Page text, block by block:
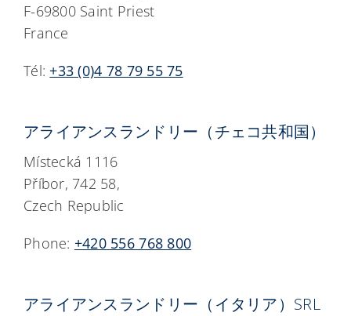
F-69800 Saint Priest
France
Tél:+33 (0)4 78 79 55 75
アライアンスランドリー（チェコ共和国）
Místecká 1116
Příbor, 742 58,
Czech Republic
Phone: +420 556 768 800
アライアンスランドリー（イタリア）SRL